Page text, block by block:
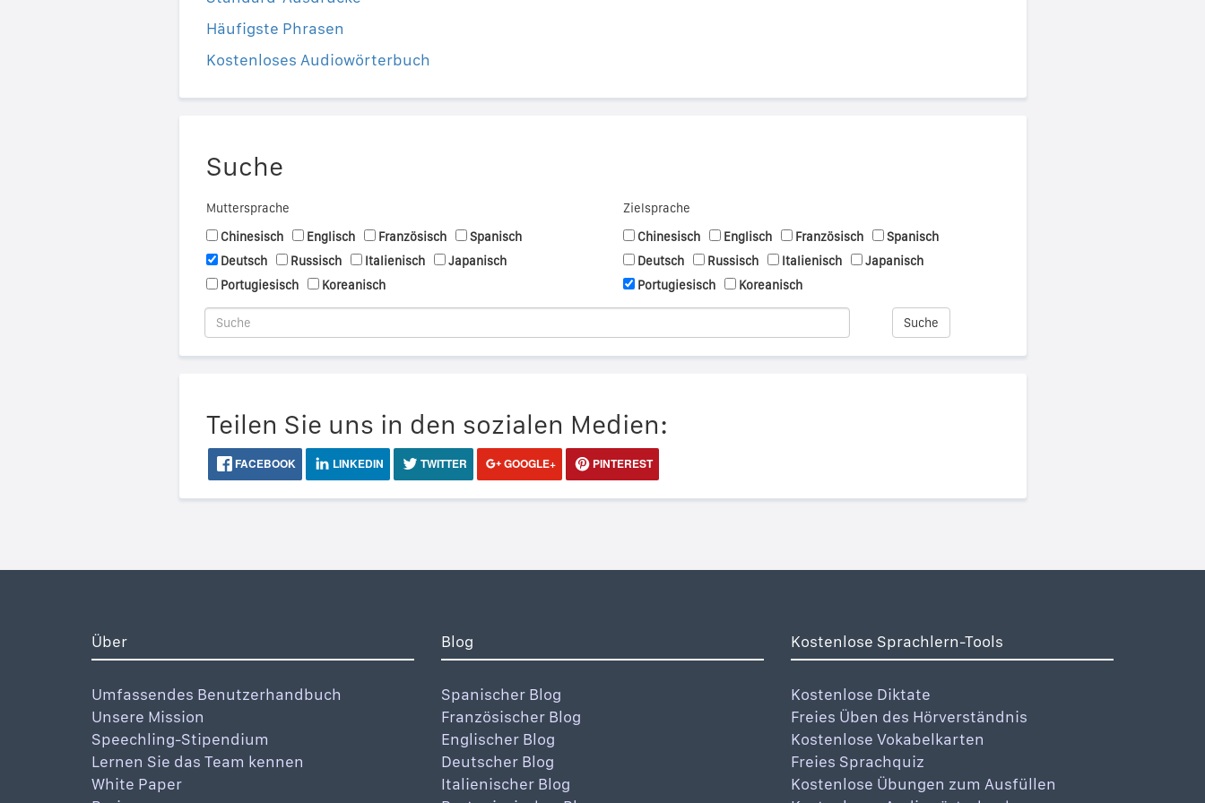
Häufigste Phrasen
Kostenloses Audiowörterbuch
Suche
Muttersprache
Chinesisch
Englisch Französisch
Spanisch
Deutsch
Russisch Italienisch
Japanisch
Portugiesisch
Koreanisch
Zielsprache
Chinesisch
Englisch Französisch
Spanisch
Deutsch
Russisch Italienisch
Japanisch
Portugiesisch
Koreanisch
Suche
Teilen Sie uns in den sozialen Medien:
FACEBOOK LINKEDIN TWITTER GOOGLE+ PINTEREST
Über
Umfassendes Benutzerhandbuch
Unsere Mission
Speechling-Stipendium
Lernen Sie das Team kennen
White Paper
Blog
Spanischer Blog
Französischer Blog
Englischer Blog
Deutscher Blog
Italienischer Blog
Kostenlose Sprachlern-Tools
Kostenlose Diktate
Freies Üben des Hörverständnis
Kostenlose Vokabelkarten
Freies Sprachquiz
Kostenlose Übungen zum Ausfüllen